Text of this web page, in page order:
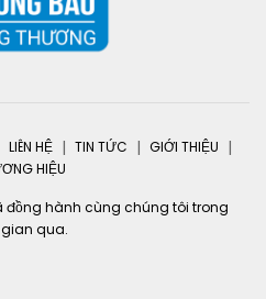
LIÊN HỆ TIN TỨC
GIỚI THIỆU
HIỆU
hành cùng chúng tôi trong
qua.